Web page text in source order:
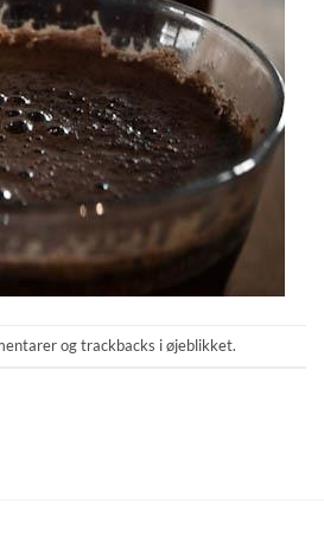
og trackbacks i øjeblikket.